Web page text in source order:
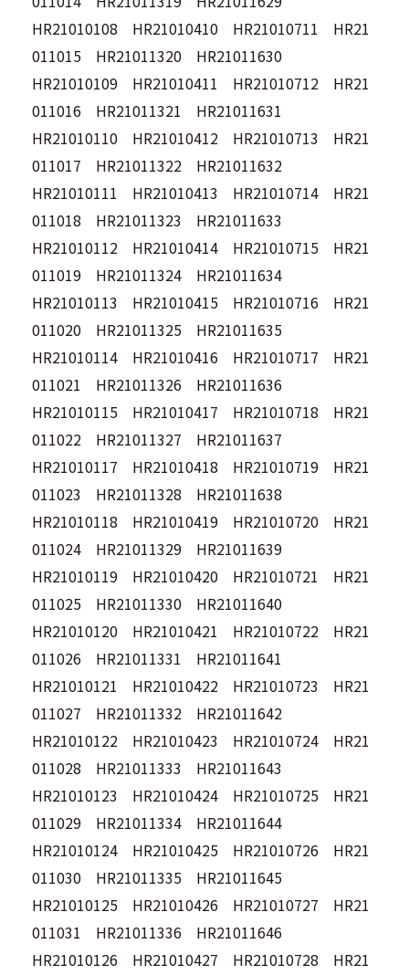
HR21010108 HR21010410 HR21010711 HR21
011015 HR21011320 HR21011630
HR21010109 HR21010411 HR21010712 HR21
011016 HR21011321 HR21011631
HR21010110 HR21010412 HR21010713 HR21
011017 HR21011322 HR21011632
HR21010111 HR21010413 HR21010714 HR21
011018 HR21011323 HR21011633
HR21010112 HR21010414 HR21010715 HR21
011019 HR21011324 HR21011634
HR21010113 HR21010415 HR21010716 HR21
011020 HR21011325 HR21011635
HR21010114 HR21010416 HR21010717 HR21
011021 HR21011326 HR21011636
HR21010115 HR21010417 HR21010718 HR21
011022 HR21011327 HR21011637
HR21010117 HR21010418 HR21010719 HR21
011023 HR21011328 HR21011638
HR21010118 HR21010419 HR21010720 HR21
011024 HR21011329 HR21011639
HR21010119 HR21010420 HR21010721 HR21
011025 HR21011330 HR21011640
HR21010120 HR21010421 HR21010722 HR21
011026 HR21011331 HR21011641
HR21010121 HR21010422 HR21010723 HR21
011027 HR21011332 HR21011642
HR21010122 HR21010423 HR21010724 HR21
011028 HR21011333 HR21011643
HR21010123 HR21010424 HR21010725 HR21
011029 HR21011334 HR21011644
HR21010124 HR21010425 HR21010726 HR21
011030 HR21011335 HR21011645
HR21010125 HR21010426 HR21010727 HR21
011031 HR21011336 HR21011646
HR21010126 HR21010427 HR21010728 HR21